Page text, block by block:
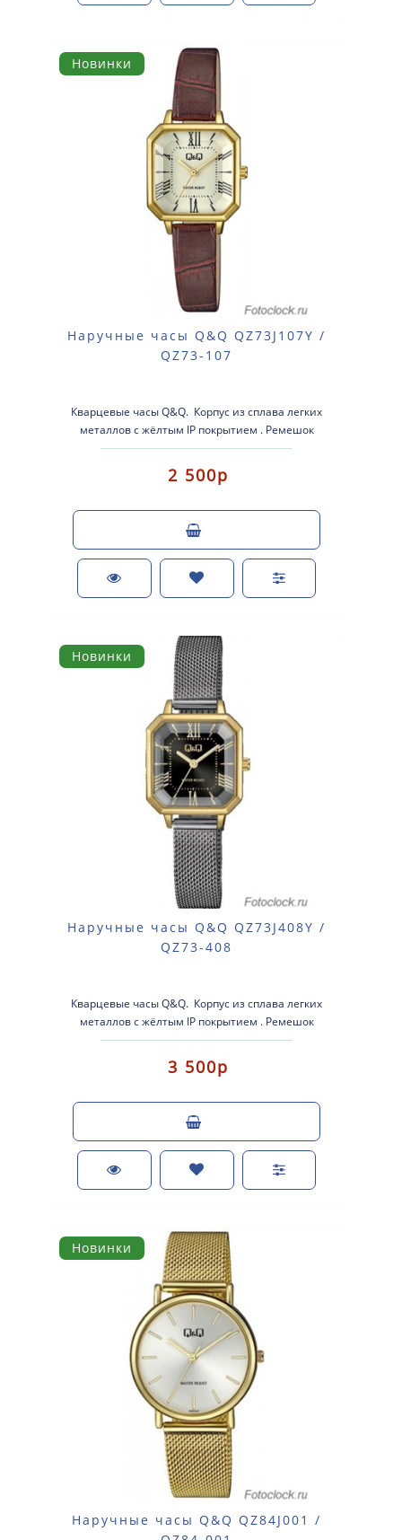
Новинки
Наручные часы Q&Q QZ73J107Y /
QZ73-107
Кварцевые часы Q&Q. Корпус из сплава легких
металлов с жёлтым IP покрытием . Ремешок
кожаный. ..
2 500р
Новинки
Наручные часы Q&Q QZ73J408Y /
QZ73-408
Кварцевые часы Q&Q. Корпус из сплава легких
металлов с жёлтым IP покрытием . Ремешок
нержавеющая ст..
3 500р
Новинки
Наручные часы Q&Q QZ84J001 /